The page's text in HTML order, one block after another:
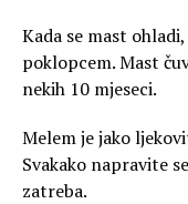
Kada se mast
poklopcem. Mast
nekih 10 mjeseci.
Melem je jako
Svakako napravite
zatreba.